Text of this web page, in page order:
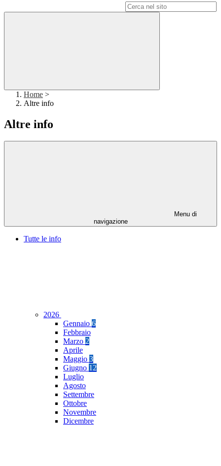
Home >
Altre info
Altre info
Menu di
navigazione
Tutte le info
2026
Gennaio 6
Febbraio
Marzo 2
Aprile
Maggio 3
Giugno 12
Luglio
Agosto
Settembre
Ottobre
Novembre
Dicembre